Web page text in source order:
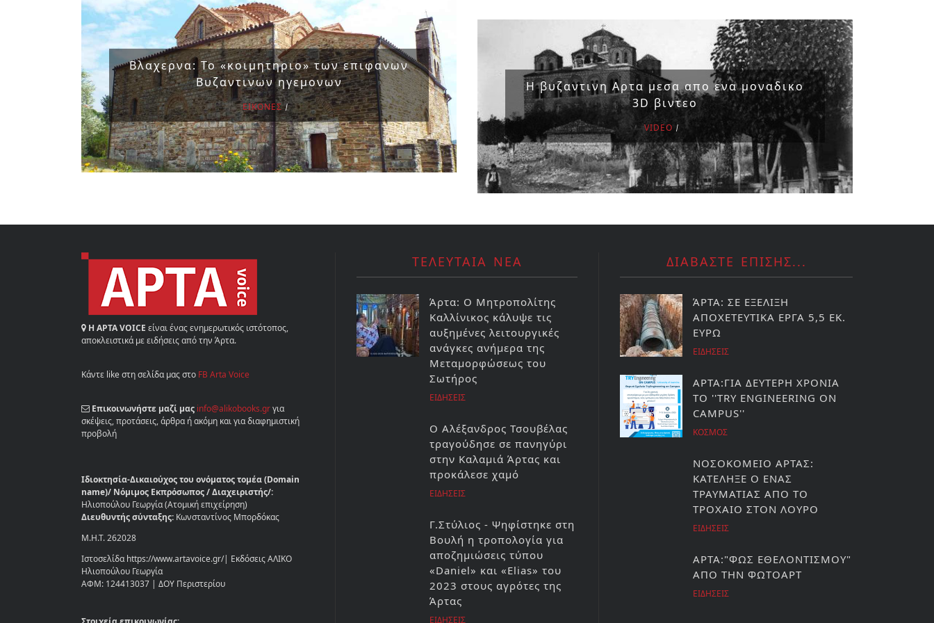
Βλαχερνα: Το «κοιμητηριο» των επιφανων
Βυζαντινων ηγεμονων
ΕΙΚΟΝΕΣ
Η βυζαντινη Αρτα μεσα απο ενα μοναδικο
3D βιντεο
VIDEO
Η ΑΡΤΑ VOICE είναι ένας ενημερωτικός ιστότοπος,
αποκλειστικά με ειδήσεις από την Άρτα.
Κάντε like στη σελίδα μας στο FB Arta Voice
Επικοινωνήστε μαζί μας info@alikobooks.grγια
σκέψεις, προτάσεις, άρθρα ή ακόμη και για διαφημιστική
προβολή
Ιδιοκτησία-Δικαιούχος του ονόματος τομέα (Domain
name)/ Νόμιμος Εκπρόσωπος / Διαχειριστής/:
Ηλιοπούλου Γεωργία (Ατομική επιχείρηση)
Διευθυντής σύνταξης: Κωνσταντίνος Μπορδόκας
Μ.Η.Τ. 262028
Ιστοσελίδα https://www.artavoice.gr/| Εκδόσεις ΑΛΙΚΟ
Ηλιοπούλου Γεωργία
ΑΦΜ: 124413037 | ΔΟΥ Περιστερίου
ΤΕΛΕΥΤΑΙΑ ΝΕΑ
Άρτα: Ο Μητροπολίτης
Καλλίνικος κάλυψε τις
αυξημένες λειτουργικές
ανάγκες ανήμερα της
Μεταμορφώσεως του
Σωτήρος
ΕΙΔΗΣΕΙΣ
Ο Αλέξανδρος Τσουβέλας
τραγούδησε σε πανηγύρι
στην Καλαμιά Άρτας και
προκάλεσε χαμό
ΕΙΔΗΣΕΙΣ
Γ.Στύλιος - Ψηφίστηκε στη
Βουλή η τροπολογία για
αποζημιώσεις τύπου
«Daniel» και «Elias» του
2023 στους αγρότες της
Άρτας
ΕΙΔΗΣΕΙΣ
ΔΙΑΒΑΣΤΕ ΕΠΙΣΗΣ...
ΆΡΤΑ: ΣΕ ΕΞΕΛΙΞΗ
ΑΠΟΧΕΤΕΥΤΙΚΑ ΕΡΓΑ 5,5 ΕΚ.
ΕΥΡΩ
ΕΙΔΗΣΕΙΣ
ΑΡΤΑ:ΓΙΑ ΔΕΥΤΕΡΗ ΧΡΟΝΙΑ
ΤΟ ''TRY ENGINEERING ON
CAMPUS''
ΚΟΣΜΟΣ
ΝΟΣΟΚΟΜΕΙΟ ΑΡΤΑΣ:
ΚΑΤΕΛΗΞΕ Ο ΕΝΑΣ
ΤΡΑΥΜΑΤΙΑΣ ΑΠΟ ΤΟ
ΤΡΟΧΑΙΟ ΣΤΟΝ ΛΟΥΡΟ
ΕΙΔΗΣΕΙΣ
ΑΡΤΑ:"ΦΩΣ ΕΘΕΛΟΝΤΙΣΜΟΥ"
ΑΠΟ ΤΗΝ ΦΩΤΟΑΡΤ
ΕΙΔΗΣΕΙΣ